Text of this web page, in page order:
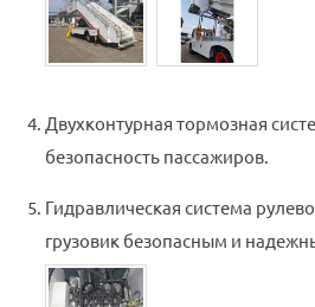
Двухконтурная тормозная
безопасность пассажиров.
Гидравлическая система
грузовик безопасным и